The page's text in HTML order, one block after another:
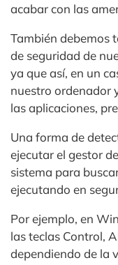
acabar con las
También debemos
de seguridad de
ya que así, en un
nuestro ordenador
las aplicaciones,
Una forma de
ejecutar el gestor
sistema para
ejecutando en
Por ejemplo, en
las teclas Control,
dependiendo de la